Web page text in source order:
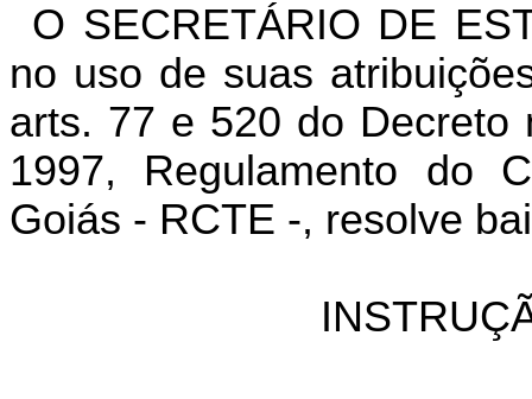
O SECRETÁRIO DE
no uso de suas
arts. 77 e 520 do Decreto
1997, Regulamento do
Goiás - RCTE -, resolve